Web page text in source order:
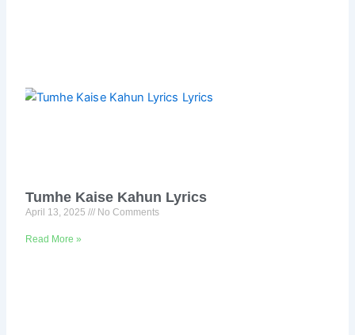
Tumhe Kaise Kahun Lyrics
April 13, 2025 No Comments
Read More »